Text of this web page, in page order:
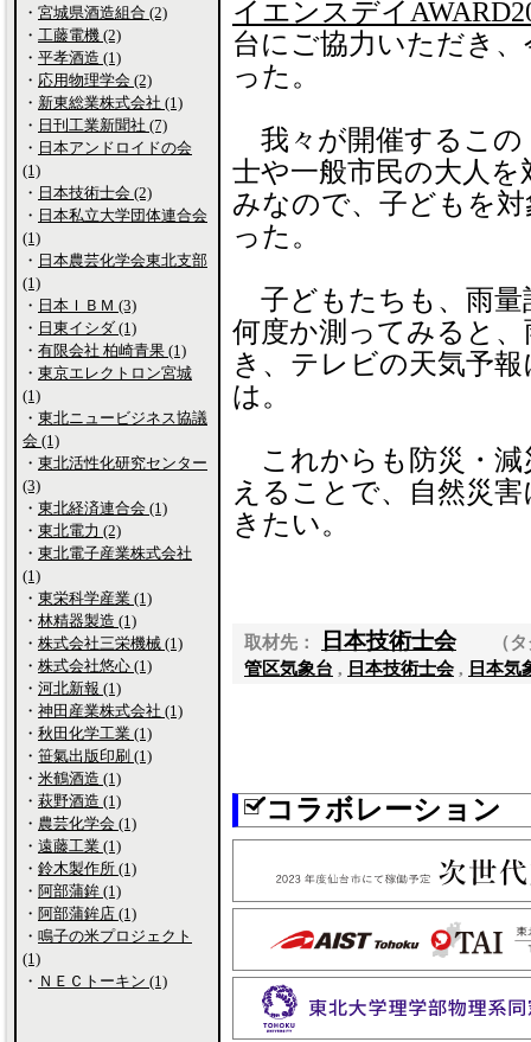
イエンスデイ
台にご協力いただき
った。
我々が開催するこの
士や一般市民の大人
みなので、子どもを
った。
子どもたちも、雨量
何度か測ってみると
き、テレビの天気予
は。
これからも防災・減
えることで、自然災
きたい。
取材先： 日本技術士会
（
管区気象台 , 日本技術士会 , 日本気
コラボレーション
・ 宮城県酒造組合 (2)
・ 工藤電機 (2)
・ 平孝酒造 (1)
・ 応用物理学会 (2)
・ 新東総業株式会社 (1)
・ 日刊工業新聞社 (7)
・ 日本アンドロイドの会
(1)
・ 日本技術士会 (2)
・ 日本私立大学団体連合会
(1)
・ 日本農芸化学会東北支部
(1)
・ 日本ＩＢＭ (3)
・ 日東イシダ (1)
・ 有限会社 柏崎青果 (1)
・ 東京エレクトロン宮城
(1)
・ 東北ニュービジネス協議
会 (1)
・ 東北活性化研究センター
(3)
・ 東北経済連合会 (1)
・ 東北電力 (2)
・ 東北電子産業株式会社
(1)
・ 東栄科学産業 (1)
・ 林精器製造 (1)
・ 株式会社三栄機械 (1)
・ 株式会社悠心 (1)
・ 河北新報 (1)
・ 神田産業株式会社 (1)
・ 秋田化学工業 (1)
・ 笹氣出版印刷 (1)
・ 米鶴酒造 (1)
・ 萩野酒造 (1)
・ 農芸化学会 (1)
・ 遠藤工業 (1)
・ 鈴木製作所 (1)
・ 阿部蒲鉾 (1)
・ 阿部蒲鉾店 (1)
・ 鳴子の米プロジェクト
(1)
・ ＮＥＣトーキン (1)